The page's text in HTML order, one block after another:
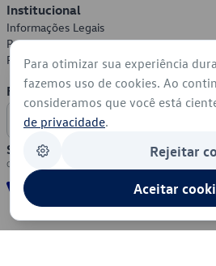
Institucional
Informações Legais
Política de Privacidade
Política de Cookies
Formas de Pagamento
Segurança
Para otimizar sua experiência
fazemos uso de cookies. Ao
consideramos que você está
de privacidade.
Rejeitar
Aceitar